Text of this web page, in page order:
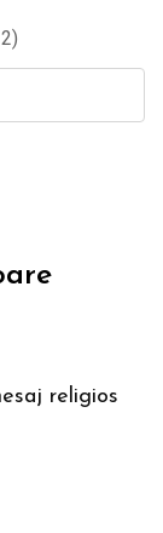
religios